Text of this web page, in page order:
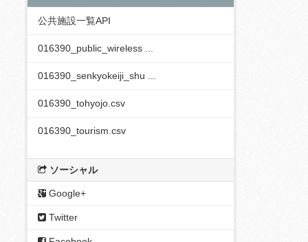
公共施設一覧API
016390_public_wireless ...
016390_senkyokeiji_shu ...
016390_tohyojo.csv
016390_tourism.csv
ソーシャル
Google+
Twitter